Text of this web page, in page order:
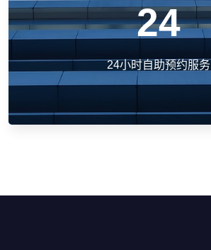
24
24小时自助预约服务